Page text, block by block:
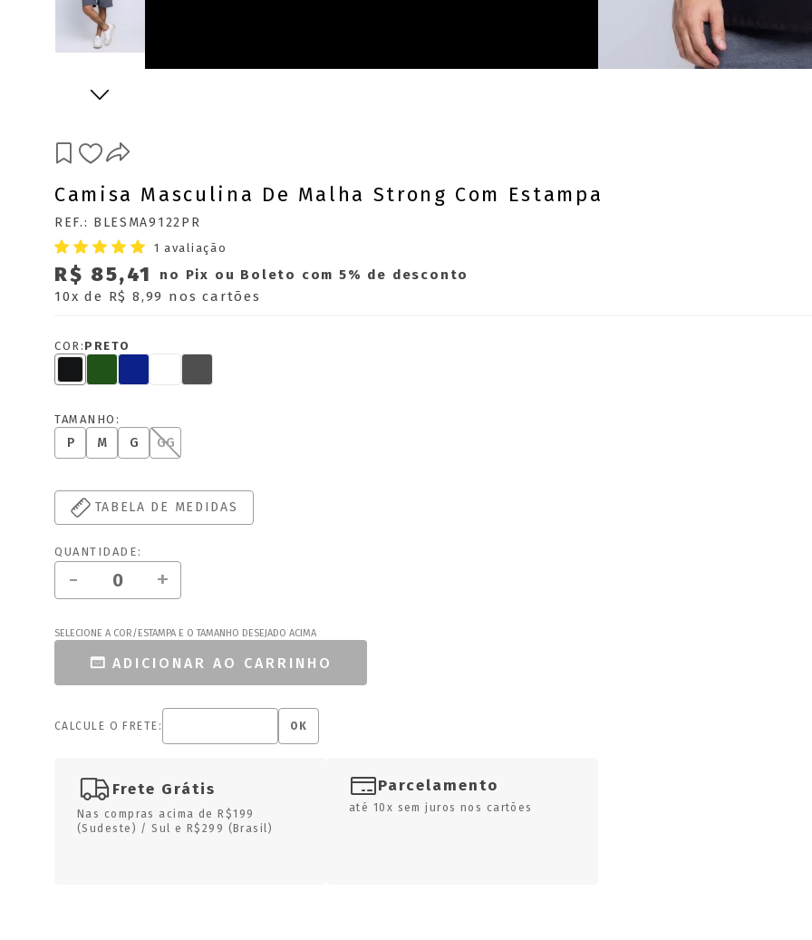
Camisa Masculina De Malha Strong Com Estampa
REF.: BLESMA9122PR
1 avaliação
R$ 85,41
no Pix ou Boleto com 5% de desconto
10x de R$ 8,99 nos cartões
COR: PRETO
TAMANHO:
P M G GG
TABELA DE MEDIDAS
QUANTIDADE:
- +
SELECIONE A COR/ESTAMPA E O TAMANHO DESEJADO ACIMA
ADICIONAR AO CARRINHO
CALCULE O FRETE: OK
Frete Grátis
Nas compras acima de R$199
(Sudeste) / Sul e R$299 (Brasil)
Parcelamento
até 10x sem juros nos cartões